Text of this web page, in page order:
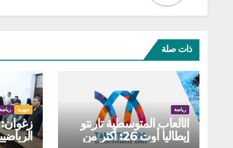
ذات صلة
رياضة
الألعاب المتوسطية تارنتو
إيطاليا أوت 26: أكثر من
جهوية
زغوان: